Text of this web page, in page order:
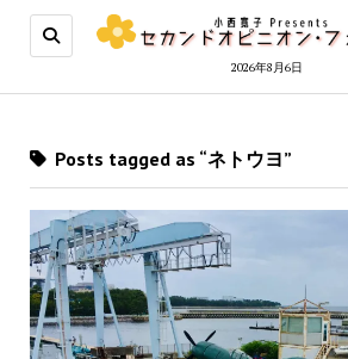
2026年8月6日
Posts tagged as “ネトウヨ”